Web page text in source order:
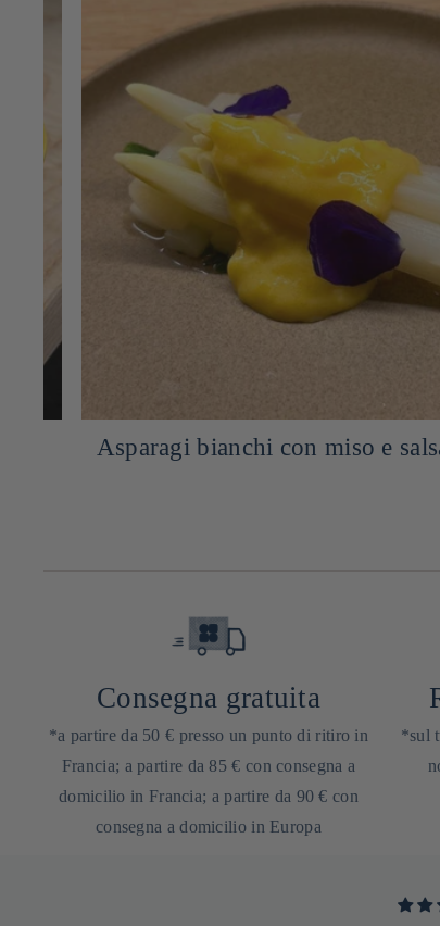
Asparagi bianchi con miso e salsa
Consegna gratuita
*a partire da 50 € presso un punto di ritiro in
Francia; a partire da 85 € con consegna a
domicilio in Francia; a partire da 90 € con
consegna a domicilio in Europa
*sul